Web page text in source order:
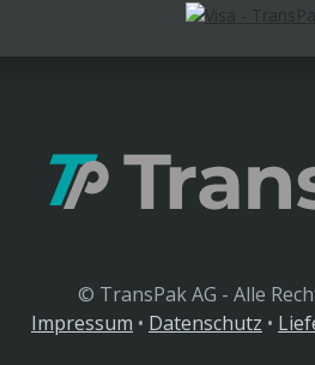
© TransPak AG - Alle
Impressum • Datenschutz •